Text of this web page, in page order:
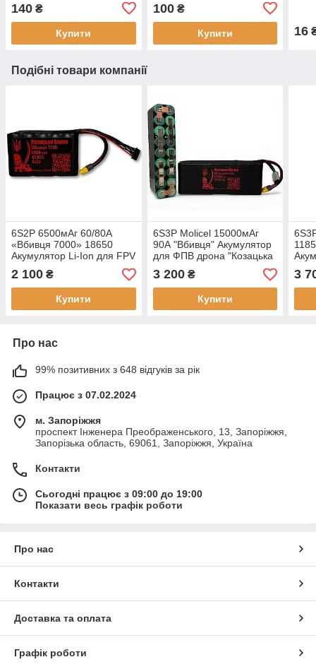
140 ₴
Купити
100₴
Купити 16
Подібні товари компанії
6S2P 6500мАг 60/80A
«Вбивця 7000» 18650
Акумулятор Li-Ion для FPV
дрона
2 100 ₴
Купити
6S3P Molicel 15000мАг
90А "Вбивця" Акумулятор
для ФПВ дрона "Козацька
Банка"
3 200₴
Купити
3
Про нас
99% позитивних з 648 відгуків за рік
Працює з 07.02.2024
м. Запоріжжя
проспект Інженера Преображенського, 13, Запоріжжя,
Запорізька область, 69061, Запоріжжя, Україна
Контакти
Сьогодні працює з 09:00 до 19:00
Показати весь графік роботи
Про нас
Контакти
Доставка та оплата
Графік роботи